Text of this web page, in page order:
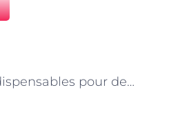
Les qualités indispensables pour devenir toiletteur-toiletteuse pour animaux de ferme